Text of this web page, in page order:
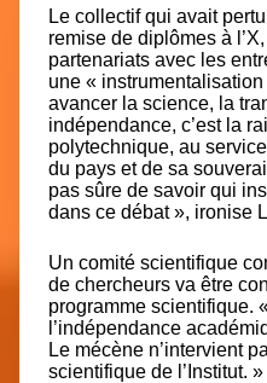
Le collectif qui avait
remise de diplômes à
partenariats avec les
une «
avancer la science, la
indépendance, c’est la
polytechnique, au
du pays et de sa
pas sûre de savoir qui
dans ce débat », ironise
Un comité scientifique
de chercheurs va être
programme scientifique.
l’indépendance
Le mécène n’intervient
scientifique de l’Institut. »